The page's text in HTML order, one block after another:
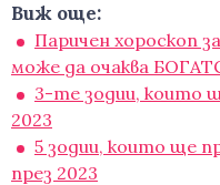
Виж още:
Паричен хороскоп
може да очаква
3-те зодии, които
2023
5 зодии, които ще
през 2023